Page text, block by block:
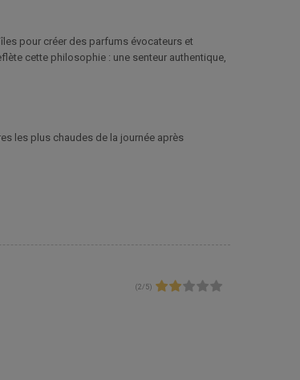
pour créer des parfums évocateurs et
cette philosophie : une senteur authentique,
les plus chaudes de la journée après
(2 / 5)